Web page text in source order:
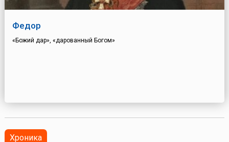
Федор
«Божий дар», «дарованный Богом»
Хроника